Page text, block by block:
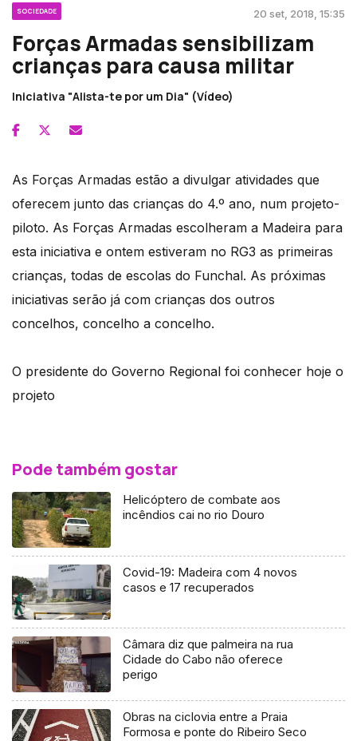
SOCIEDADE 20 set, 2018, 15:35
Forças Armadas sensibilizam
crianças para causa militar
Iniciativa "Alista-te por um Dia" (Vídeo)
As Forças Armadas estão a divulgar atividades que
oferecem junto das crianças do 4.º ano, num projeto-
piloto. As Forças Armadas escolheram a Madeira para
esta iniciativa e ontem estiveram no RG3 as primeiras
crianças, todas de escolas do Funchal. As próximas
iniciativas serão já com crianças dos outros
concelhos, concelho a concelho.
O presidente do Governo Regional foi conhecer hoje o
projeto
Pode também gostar
Helicóptero de combate aos
incêndios cai no rio Douro
Covid-19: Madeira com 4 novos
casos e 17 recuperados
Câmara diz que palmeira na rua
Cidade do Cabo não oferece
perigo
Obras na ciclovia entre a Praia
Formosa e ponte do Ribeiro Seco